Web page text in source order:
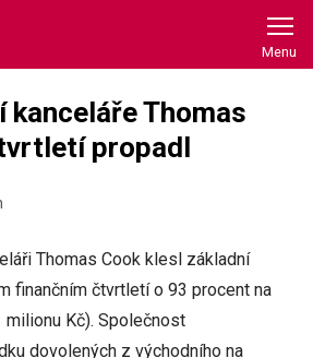
kanceláře Thomas
propadl
Thomas Cook klesl základní
finančním čtvrtletí o 93 procent na
Kč). Společnost
dovolených z východního na